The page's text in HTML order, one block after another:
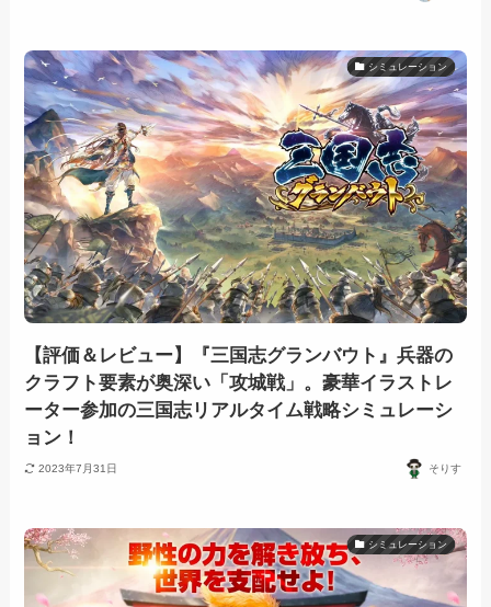
シミュレーション
【評価＆レビュー】『三国志グランバウト』兵器の
クラフト要素が奥深い「攻城戦」。豪華イラストレ
ーター参加の三国志リアルタイム戦略シミュレーシ
ョン！
2023年7月31日 そりす
シミュレーション